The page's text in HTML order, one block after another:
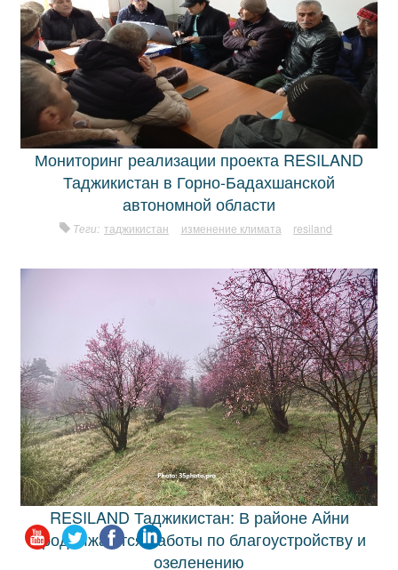
Мониторинг реализации проекта RESILAND
Таджикистан в Горно-Бадахшанской
автономной области
Теги: таджикистан изменение климата resiland
RESILAND Таджикистан: В районе Айни
продолжаются работы по благоустройству и
озеленению